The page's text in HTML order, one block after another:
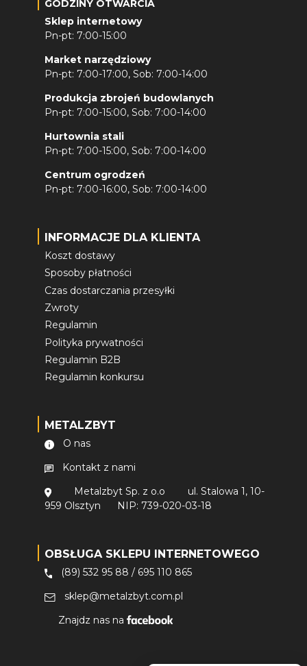
GODZINY OTWARCIA
Sklep internetowy
Pn-pt: 7:00-15:00
Market narzędziowy
Pn-pt: 7:00-17:00, Sob: 7:00-14:00
Produkcja zbrojeń budowlanych
Pn-pt: 7:00-15:00, Sob: 7:00-14:00
Hurtownia stali
Pn-pt: 7:00-15:00, Sob: 7:00-14:00
Centrum ogrodzeń
Pn-pt: 7:00-16:00, Sob: 7:00-14:00
INFORMACJE DLA KLIENTA
Koszt dostawy
Sposoby płatności
Czas dostarczania przesyłki
Zwroty
Regulamin
Polityka prywatności
Regulamin B2B
Regulamin konkursu
METALZBYT
O nas
Kontakt z nami
Metalzbyt Sp. z o.o
ul. Stalowa 1, 10-
959 Olsztyn
NIP: 739-020-03-18
OBSŁUGA SKLEPU INTERNETOWEGO
(89) 532 95 88 / 695 110 865
sklep@metalzbyt.com.pl
Znajdz nas na